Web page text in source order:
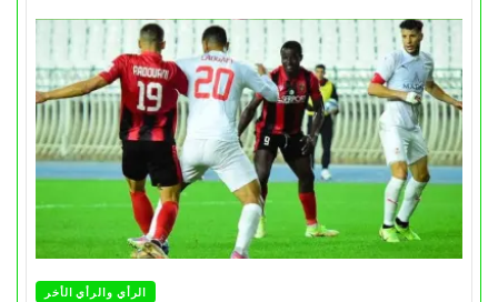
الرأي والرأي الأخر